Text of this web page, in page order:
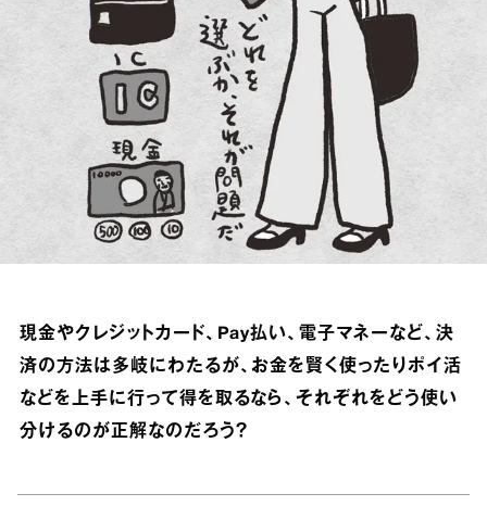
現金やクレジットカード、Pay払い、電子マネーなど、決
済の方法は多岐にわたるが、お金を賢く使ったりポイ活
などを上手に行って得を取るなら、それぞれをどう使い
分けるのが正解なのだろう？